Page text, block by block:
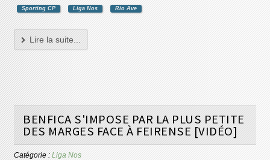
Sporting CP Liga Nos Rio Ave
Lire la suite...
BENFICA S'IMPOSE PAR LA PLUS PETITE
DES MARGES FACE À FEIRENSE [VIDÉO]
Catégorie :Liga Nos